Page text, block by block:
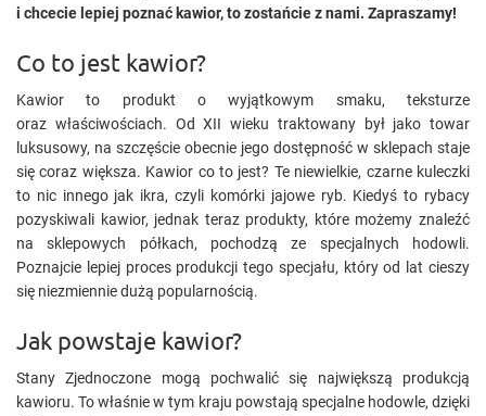
i chcecie lepiej poznać kawior, to zostańcie z nami. Zapraszamy!
Co to jest kawior?
Kawior to produkt o wyjątkowym smaku, teksturze
oraz właściwościach. Od XII wieku traktowany był jako towar
luksusowy, na szczęście obecnie jego dostępność w sklepach staje
się coraz większa. Kawior co to jest? Te niewielkie, czarne kuleczki
to nic innego jak ikra, czyli komórki jajowe ryb. Kiedyś to rybacy
pozyskiwali kawior, jednak teraz produkty, które możemy znaleźć
na sklepowych półkach, pochodzą ze specjalnych hodowli.
Poznajcie lepiej proces produkcji tego specjału, który od lat cieszy
się niezmiennie dużą popularnością.
Jak powstaje kawior?
Stany Zjednoczone mogą pochwalić się największą produkcją
kawioru. To właśnie w tym kraju powstają specjalne hodowle, dzięki